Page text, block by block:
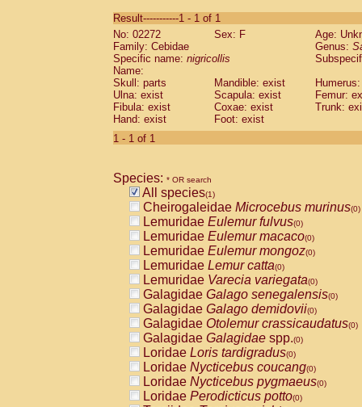
CebidaeSaguinus labiatus(0)
Cebidae Saguinus leucopus (0)
Cebidae
CebidaeSaguinus mystax
Cebidae Saguinus nigricollis (1)
Cebidae Saguinus oedipus
Cebidae Saguinus weddelli
Cebidae Saguinusspp.
Cebidae
CebidaeCebus capucinus
CebidaeCebus nigrivittatus
CebidaeCebus spp.(0)
CebidaeSaimiri boliviensis(0)
CebidaeSaimiri sciureus(0)
AtelidaeAlouatta caraya(0)
AtelidaeAlouatta fusca(0)
AtelidaeAlouatta seniculus(0)
AtelidaeAlouattaspp.(0)
AtelidaeAteles belzebuth(0)
AtelidaeAteles geoffroyi(0)
AtelidaeAteles paniscus(0)
AtelidaeAtelesspp.(0)
AtelidaeLagothrix lagothricha(0)
AtelidaeLagothrix lagothricha cana
PitheciidaeCacajao calvus
Result-----------1 - 1 of 1
No: 02272
Sex: F
Age:
Family: Cebidae
Genus:
Specific name: nigricollis
Name:
Skull: parts
Mandible: exist
Ulna: exist
Scapula: exist
Femur:
Fibula: exist
Coxae: exist
Trunk:
Hand: exist
Foot: exist
1 - 1 of 1
Species: * OR search
All species(1)
Cheirogaleidae Microcebus murinus(0)
Lemuridae Eulemur fulvus(0)
Lemuridae Eulemur macaco(0)
Lemuridae Eulemur mongoz(0)
Lemuridae Lemur catta(0)
Lemuridae Varecia variegata(0)
Galagidae Galago senegalensis(0)
Galagidae Galago demidovii(0)
Galagidae Otolemur crassicaudatus(0)
Galagidae Galagidae spp.(0)
Loridae Loris tardigradus(0)
Loridae Nycticebus coucang(0)
Loridae Nycticebus pygmaeus(0)
Loridae Perodicticus potto(0)